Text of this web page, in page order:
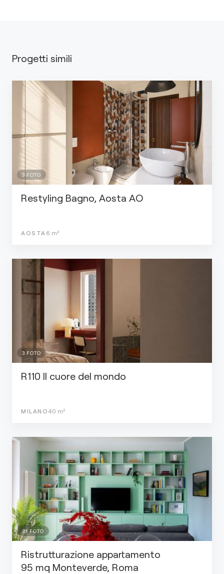
Progetti simili
3 FOTO
Restyling Bagno, Aosta AO
AOSTA 6 m²
3 FOTO
R110 Il cuore del mondo
MILANO40 m²
21 FOTO
Ristrutturazione appartamento
95 mq Monteverde, Roma